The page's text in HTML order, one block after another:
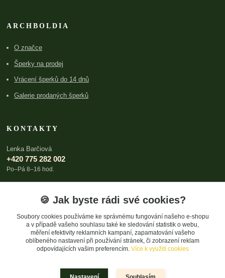
ARCHBOLDIA
O značce
Šperky na prodej
Vrácení šperků do 14 dnů
Galerie prodaných šperků
KONTAKTY
Lenka Barčiová
+420 775 282 002
Po–Pá 8–16 hod.
🍪 Jak byste rádi své cookies?
Soubory cookies používáme ke správnému fungování našeho e-shopu
a v případě vašeho souhlasu také ke sledování statistik o webu,
měření efektivity reklamních kampaní, zapamatování vašeho
oblíbeného nastavení při používání stránek, či zobrazení reklam
odpovídajících vašim preferencím. Více k využití cookies